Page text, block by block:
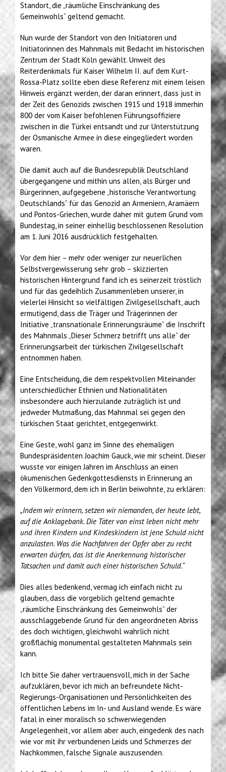
Standort, die „räumliche Einschränkung des
Gemeinwohls“ geltend gemacht.
Nun wurde der Standort von den Initiatoren und
Initiatorinnen des Mahnmals mit Bedacht im historischen
Zentrum der Stadt Köln gewählt. Unweit des
Reiterdenkmals für Kaiser Wilhelm II. auf dem Kurt-
Rossa-Platz sollte eben diese Referenz mit einem leisen
Hinweis ergänzt werden, der daran erinnert, dass just in
der Zeit des Genozids zwischen 1915 und 1918 immerhin
800 der vom Kaiser befohlenen Führungsoffiziere
zwischen in die Türkei entsandt und zur Unterstützung
der Osmanische Armee in diese eingegliedert worden
waren.
Die damit auch auf die Bundesrepublik Deutschland
übergegangene und mithin uns allen, als Bürger und
Bürgerinnen, aufgegebene „historische Verantwortung
Deutschlands“ für das Genozid an Armeniern, Aramäern
und Pontos-Griechen, wurde daher mit gutem Grund vom
Bundestag, in seiner einhellig beschlossenen Resolution
am 1. Juni 2016 ausdrücklich festgehalten.
Vor dem hier – mehr oder weniger zur neuerlichen
Selbstvergewisserung sehr grob – skizzierten
historischen Hintergrund fand ich es seinerzeit tröstlich
und für das gedeihlich Zusammenleben unserer, in
vielerlei Hinsicht so vielfältigen Zivilgesellschaft, auch
ermutigend, dass die Träger und Trägerinnen der
Initiative „transnationale Erinnerungsräume“ die Inschrift
des Mahnmals „Dieser Schmerz betrifft uns alle“ der
Erinnerungsarbeit der türkischen Zivilgesellschaft
entnommen haben.
Eine Entscheidung, die dem respektvollen Miteinander
unterschiedlicher Ethnien und Nationalitäten
insbesondere auch hierzulande zuträglich ist und
jedweder Mutmaßung, das Mahnmal sei gegen den
türkischen Staat gerichtet, entgegenwirkt.
Eine Geste, wohl ganz im Sinne des ehemaligen
Bundespräsidenten Joachim Gauck, wie mir scheint. Dieser
wusste vor einigen Jahren im Anschluss an einen
ökumenischen Gedenkgottesdiensts in Erinnerung an
den Völkermord, dem ich in Berlin beiwohnte, zu erklären:
„Indem wir erinnern, setzen wir niemanden, der heute lebt,
auf die Anklagebank. Die Täter von einst leben nicht mehr
und ihren Kindern und Kindeskindern ist jene Schuld nicht
anzulasten. Was die Nachfahren der Opfer aber zu recht
erwarten dürfen, das ist die Anerkennung historischer
Tatsachen und damit auch einer historischen Schuld.“
Dies alles bedenkend, vermag ich einfach nicht zu
glauben, dass die vorgeblich geltend gemachte
„räumliche Einschränkung des Gemeinwohls“ der
ausschlaggebende Grund für den angeordneten Abriss
des doch wichtigen, gleichwohl wahrlich nicht
großflächig monumental gestalteten Mahnmals sein
kann.
Ich bitte Sie daher vertrauensvoll, mich in der Sache
aufzuklären, bevor ich mich an befreundete Nicht-
Regierungs-Organisationen und Persönlichkeiten des
öffentlichen Lebens im In- und Ausland wende. Es wäre
fatal in einer moralisch so schwerwiegenden
Angelegenheit, vor allem aber auch, eingedenk des nach
wie vor mit ihr verbundenen Leids und Schmerzes der
Nachkommen, falsche Signale auszusenden.